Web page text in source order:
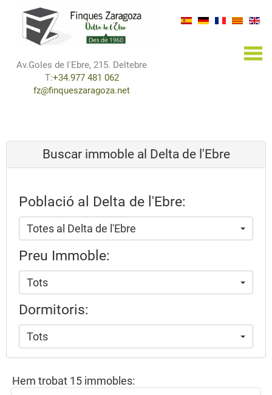
Av.Goles de l'Ebre, 215. Deltebre
T:+34.977 481 062
fz@finqueszaragoza.net
×
Buscar immoble al Delta de l'Ebre
Població al Delta de l'Ebre:
Totes al Delta de l'Ebre
Preu Immoble:
Tots
Dormitoris:
Tots
Hem trobat 15 immobles: